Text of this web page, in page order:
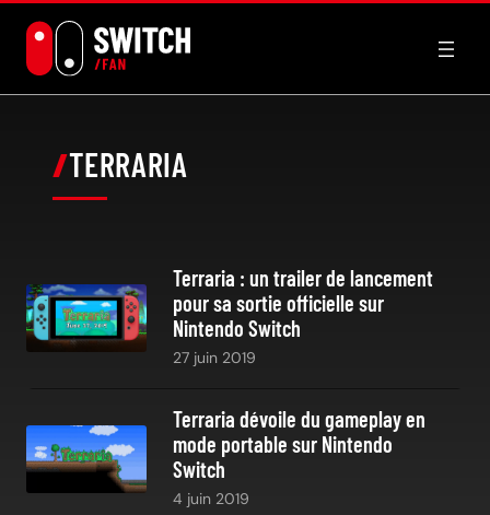
contenu
TERRARIA
Terraria : un trailer de lancement
pour sa sortie officielle sur
Nintendo Switch
27 juin 2019
Terraria dévoile du gameplay en
mode portable sur Nintendo
Switch
4 juin 2019